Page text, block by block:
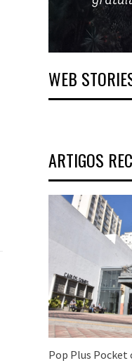
WEBInspirações
plus size
ARTIGOS
Pop Plus Pocket